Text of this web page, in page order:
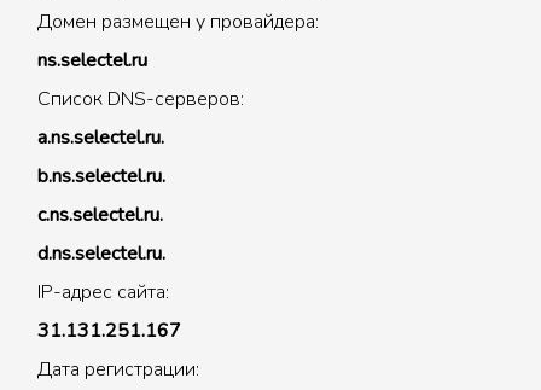
Домен размещен у провайдера:
ns.selectel.ru
Список DNS-серверов:
a.ns.selectel.ru.
b.ns.selectel.ru.
c.ns.selectel.ru.
d.ns.selectel.ru.
IP-адрес сайта:
31.131.251.167
Дата регистрации: